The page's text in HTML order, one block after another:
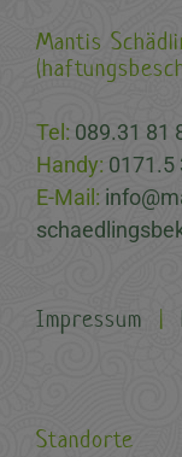
Mantis
Tel: 089.31 81
Handy: 0171.5
E-Mail:
Impressum |
Standorte